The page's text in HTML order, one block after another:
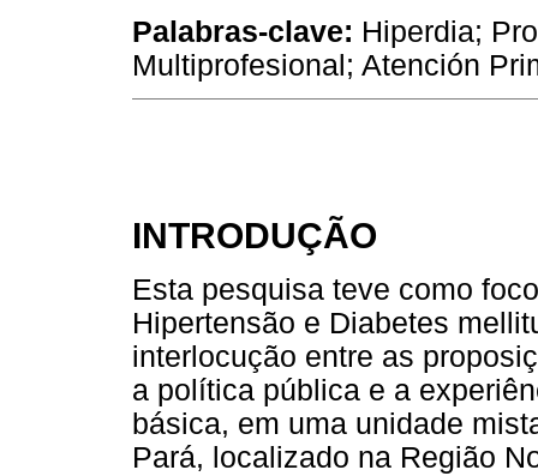
Palabras-clave: Hiperdia;
Multiprofesional; Atención
INTRODUÇÃO
Esta pesquisa teve como
Hipertensão e Diabetes
interlocução entre as
a política pública e a
básica, em uma unidade
Pará, localizado na Região